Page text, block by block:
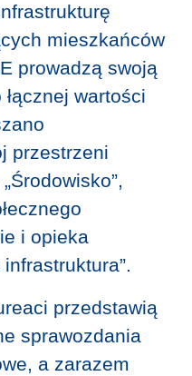
mieszkańców
prowadzą swoją
wartości
przestrzeni
i opieka
infrastruktura”.
przedstawią
sprawozdania
a zarazem